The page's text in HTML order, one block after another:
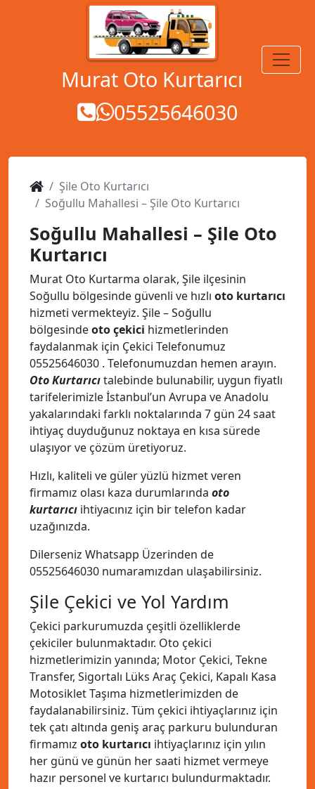
Murat Oto Kurtarıcı
05525646030
MENÜ
Şile Oto Kurtarıcı
Soğullu Mahallesi – Şile Oto Kurtarıcı
Soğullu Mahallesi – Şile Oto
Kurtarıcı
Murat Oto Kurtarma olarak, Şile ilçesinin
Soğullu bölgesinde güvenli ve hızlı oto kurtarıcı
hizmeti vermekteyiz. Şile – Soğullu
bölgesindeoto çekici hizmetlerinden
faydalanmak için Çekici Telefonumuz
05525646030 . Telefonumuzdan hemen arayın.
Oto Kurtarıcıtalebinde bulunabilir, uygun fiyatlı
tarifelerimizle İstanbul’un Avrupa ve Anadolu
yakalarındaki farklı noktalarında 7 gün 24 saat
ihtiyaç duyduğunuz noktaya en kısa sürede
ulaşıyor ve çözüm üretiyoruz.
Hızlı, kaliteli ve güler yüzlü hizmet veren
firmamız olası kaza durumlarında oto
kurtarıcı ihtiyacınız için bir telefon kadar
uzağınızda.
Dilerseniz Whatsapp Üzerinden de
05525646030 numaramızdan ulaşabilirsiniz.
Şile Çekici ve Yol Yardım
Çekici parkurumuzda çeşitli özelliklerde
çekiciler bulunmaktadır. Oto çekici
hizmetlerimizin yanında; Motor Çekici, Tekne
Transfer, Sigortalı Lüks Araç Çekici, Kapalı Kasa
Motosiklet Taşıma hizmetlerimizden de
faydalanabilirsiniz. Tüm çekici ihtiyaçlarınız için
tek çatı altında geniş araç parkuru bulunduran
firmamız oto kurtarıcı ihtiyaçlarınız için yılın
her günü ve günün her saati hizmet vermeye
hazır personel ve kurtarıcı bulundurmaktadır.